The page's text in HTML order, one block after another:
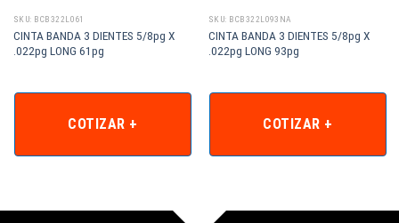
SKU: BCB322L061
CINTA BANDA 3 DIENTES 5/8pg X
.022pg LONG 61pg
COTIZAR +
SKU: BCB322L093NA
CINTA BANDA 3 DIENTES 5/8pg X
.022pg LONG 93pg
COTIZAR +